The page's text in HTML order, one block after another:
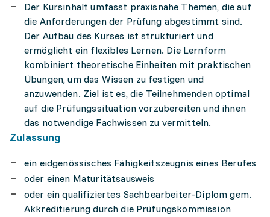
Der Kursinhalt umfasst praxisnahe Themen, die auf
die Anforderungen der Prüfung abgestimmt sind.
Der Aufbau des Kurses ist strukturiert und
ermöglicht ein flexibles Lernen. Die Lernform
kombiniert theoretische Einheiten mit praktischen
Übungen, um das Wissen zu festigen und
anzuwenden. Ziel ist es, die Teilnehmenden optimal
auf die Prüfungssituation vorzubereiten und ihnen
das notwendige Fachwissen zu vermitteln.
Zulassung
ein eid­ge­nös­si­sches Fähig­keits­zeug­nis eines Beru­fes
oder einen Matu­ri­täts­aus­weis
oder ein qua­li­fi­zier­tes Sach­be­ar­bei­ter-Diplom gem.
Akkre­di­tie­rung durch die Prü­fungs­kom­mis­si­on